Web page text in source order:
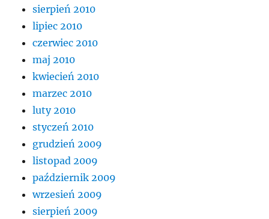
sierpień 2010
lipiec 2010
czerwiec 2010
maj 2010
kwiecień 2010
marzec 2010
luty 2010
styczeń 2010
grudzień 2009
listopad 2009
październik 2009
wrzesień 2009
sierpień 2009